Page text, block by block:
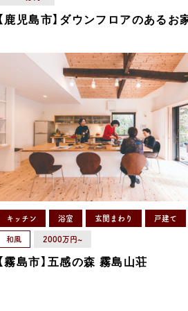
【鹿児島市】ダウンフロアのあるお
キッチン 浴室 玄関まわり 戸建て
和風 2000万円~
【霧島市】五感の森 霧島山荘